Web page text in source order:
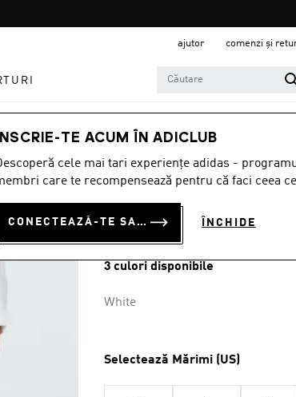
ajutor comenzi și
ÎNSCRIE-TE ACUM ÎN ADICLUB
cele mai tari experiențe adidas -
care te recompensează pentru că faci ceea
CONECTEAZĂ-TE SAU ÎNSCRIE-TE ACUM ÎNCHIDE
BĂRBAȚI ÎMBRĂCĂMINTE
TRICOU D4T
ESSENTIALS
RON 175.00
3 culori disponibile
White
Selectează Mărimi (US)